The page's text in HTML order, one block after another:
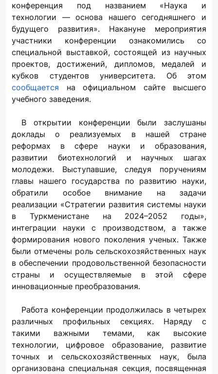
конференция под названием «Наука и
технологии — основа нашего сегодняшнего и
будущего развития». Накануне мероприятия
участники конференции ознакомились со
специальной выставкой, состоящей из научных
проектов, достижений, дипломов, медалей и
кубков студентов университета. Об этом
сообщается на официальном сайте высшего
учебного заведения.
В открытии конференции были заслушаны
доклады о реализуемых в нашей стране
реформах в сфере науки и образования,
развитии биотехнологий и научных шагах
молодежи. Выступавшие, следуя поручениям
главы нашего государства по развитию науки,
обратили особое внимание на задачи
реализации «Стратегии развития системы науки
в Туркменистане на 2024–2052 годы»,
интеграции науки с производством, а также
формирования нового поколения ученых. Также
были отмечены роль сельскохозяйственных наук
в обеспечении продовольственной безопасности
страны и осуществляемые в этой сфере
инновационные преобразования.
Работа конференции продолжилась в четырех
различных профильных секциях. Наряду с
такими важными темами, как высокие
технологии, цифровое образование, развитие
точных и сельскохозяйственных наук, была
организована специальная секция, посвященная